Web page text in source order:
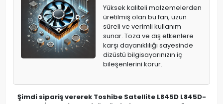
Yüksek kaliteli malzemelerden
üretilmiş olan bu fan, uzun
süreli ve verimli kullanım
sunar. Toza ve dış etkenlere
karşı dayanıklılığı sayesinde
dizüstü bilgisayarınızın iç
bileşenlerini korur.
Şimdi sipariş vererek Toshibe Satellite L845D L845D-